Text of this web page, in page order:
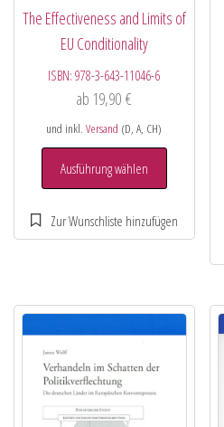
The Effectiveness and Limits of
EU Conditionality
ISBN:978-3-643-11046-6
ab 19,90€
und inkl.Versand (D, A, CH)
Ausführung wählen